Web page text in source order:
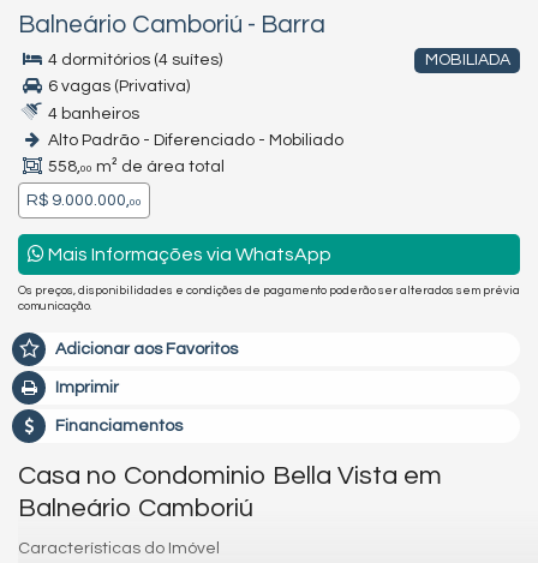
Balneário Camboriú - Barra
MOBILIADA
4 dormitórios (4 suítes)
6 vagas (Privativa)
4 banheiros
Alto Padrão - Diferenciado - Mobiliado
558,00 m² de área total
R$ 9.000.000,00
Mais Informações via WhatsApp
Os preços, disponibilidades e condições de pagamento poderão ser alterados sem prévia
comunicação.
Adicionar aos Favoritos
Imprimir
Financiamentos
Casa no Condominio Bella Vista em
Balneário Camboriú
Características do Imóvel